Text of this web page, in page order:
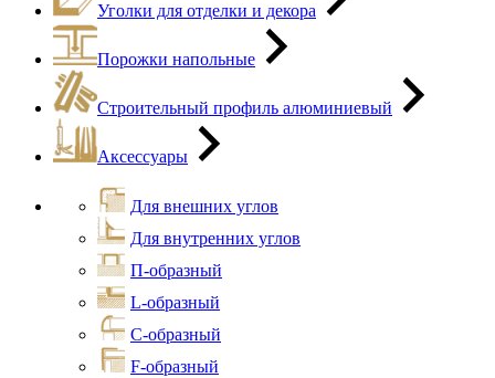
Уголки для отделки и декора
Порожки напольные
Строительный профиль алюминиевый
Аксессуары
Для внешних углов
Для внутренних углов
П-образный
L-образный
С-образный
F-образный